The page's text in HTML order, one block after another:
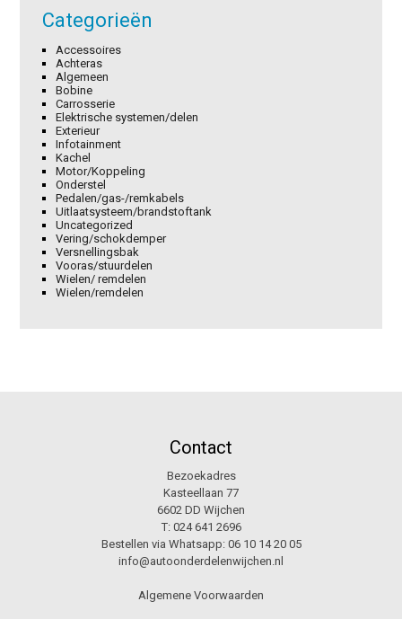
Categorieën
Accessoires
Achteras
Algemeen
Bobine
Carrosserie
Elektrische systemen/delen
Exterieur
Infotainment
Kachel
Motor/Koppeling
Onderstel
Pedalen/gas-/remkabels
Uitlaatsysteem/brandstoftank
Uncategorized
Vering/schokdemper
Versnellingsbak
Vooras/stuurdelen
Wielen/ remdelen
Wielen/remdelen
Contact
Bezoekadres
Kasteellaan 77
6602 DD Wijchen
T: 024 641 2696
Bestellen via Whatsapp: 06 10 14 20 05
info@autoonderdelenwijchen.nl
Algemene Voorwaarden